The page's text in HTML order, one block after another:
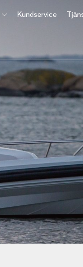
Kundservice